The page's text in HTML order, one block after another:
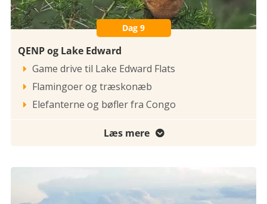
Dag 9
QENP og Lake Edward
 Game drive til Lake Edward Flats
 Flamingoer og træskonæb
 Elefanterne og bøfler fra Congo
Læs mere 